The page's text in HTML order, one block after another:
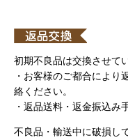
初期不良品は交換させて
・お客様のご都合により
絡ください。
・返品送料・返金振込み
不良品・輸送中に破損し